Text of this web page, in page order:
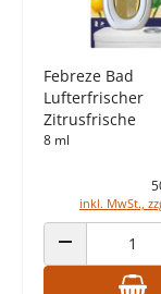
Febreze Bad
Lufterfrischer
Zitrusfrische
8 ml
inkl. MwSt.,
ANZAHL